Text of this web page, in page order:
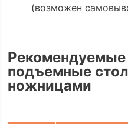
(возможен
подъемные
ножницами